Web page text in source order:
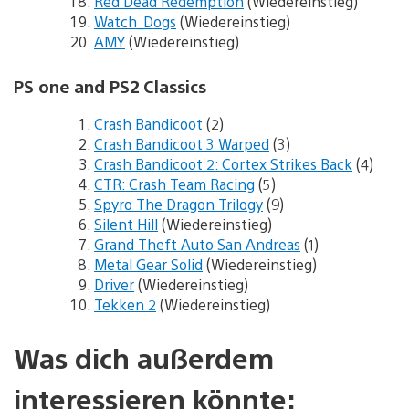
Watch_Dogs (Wiedereinstieg)
AMY(Wiedereinstieg)
PS one and PS2 Classics
Crash Bandicoot (2)
Crash Bandicoot 3 Warped (3)
Crash Bandicoot 2: Cortex Strikes Back(4)
CTR: Crash Team Racing (5)
Spyro The Dragon Trilogy(9)
Silent Hill(Wiedereinstieg)
Grand Theft Auto San Andreas (1)
Metal Gear Solid (Wiedereinstieg)
Driver(Wiedereinstieg)
Tekken 2 (Wiedereinstieg)
Was dich außerdem
interessieren könnte: